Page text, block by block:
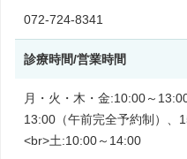
072-724-8341
診療時間/営業時間
月・火・木・金:10:00～
13:00（午前完全予約制）、
<br>土:10:00～14:00